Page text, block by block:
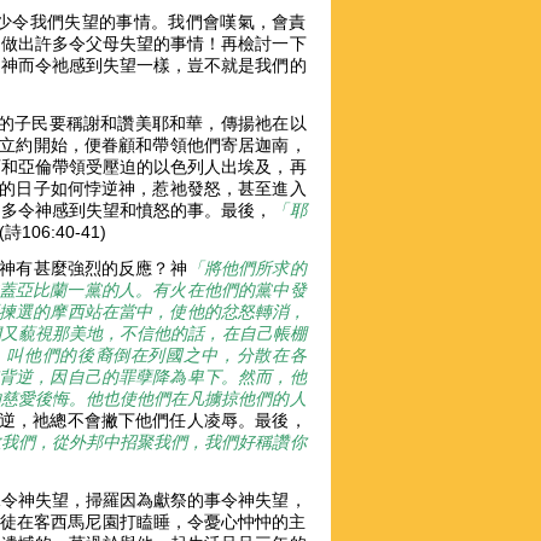
令我們失望的事情。我們會嘆氣，會責
出許多令父母失望的事情！再檢討一下
而令祂感到失望一樣，豈不就是我們的
子民要稱謝和讚美耶和華，傳揚祂在以
約開始，便眷顧和帶領他們寄居迦南，
亞倫帶領受壓迫的以色列人出埃及，再
日子如何悖逆神，惹祂發怒，甚至進入
令神感到失望和憤怒的事。最後，
「耶
(詩106:40-41)
有甚麼強烈的反應？神 「將他們所求的
亞比蘭一黨的人。有火在他們的黨中發
選的摩西站在當中，使他的忿怒轉消，
藐視那美地，不信他的話，在自己帳棚
他們的後裔倒在列國之中，分散在各
逆，因自己的罪孽降為卑下。然而，他
愛後悔。他也使他們在凡擄掠他們的人
，祂總不會撇下他們任人凌辱。最後，
們，從外邦中招聚我們，我們好稱讚你
神失望，掃羅因為獻祭的事令神失望，
在客西馬尼園打瞌睡，令憂心忡忡的主